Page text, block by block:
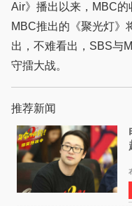
Air》播出以来，MBC
MBC推出的《聚光灯》
出，不难看出，SBS与
守擂大战。
推荐新闻